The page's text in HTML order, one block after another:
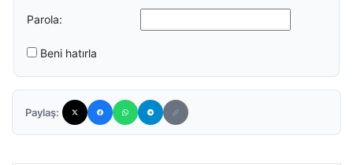
Parola:
Beni hatırla
Paylaş: